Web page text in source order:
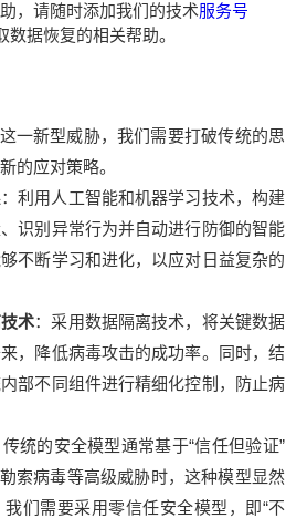
，请随时添加我们的技术服务号
数据恢复的相关帮助。
一新型威胁，我们需要打破传统的思
的应对策略。
：利用人工智能和机器学习技术，构建
识别异常行为并自动进行防御的智能
不断学习和进化，以应对日益复杂的
术：采用数据隔离技术，将关键数据
，降低病毒攻击的成功率。同时，结
部不同组件进行精细化控制，防止病
传统的安全模型通常基于“信任但验证”
索病毒等高级威胁时，这种模型显然
们需要采用零信任安全模型，即“不